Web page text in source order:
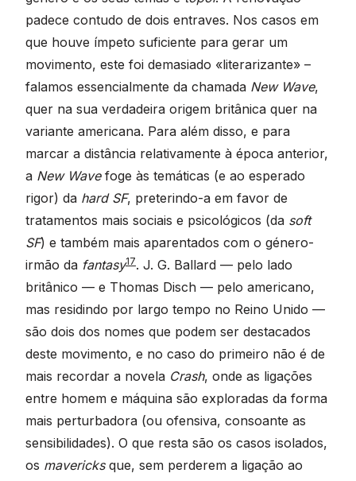
padece contudo de dois entraves. Nos casos em
que houve ímpeto suficiente para gerar um
movimento, este foi demasiado «literarizante» –
falamos essencialmente da chamada New Wave,
quer na sua verdadeira origem britânica quer na
variante americana. Para além disso, e para
marcar a distância relativamente à época anterior,
a New Wavefoge às temáticas (e ao esperado
rigor) da hard SF, preterindo-a em favor de
tratamentos mais sociais e psicológicos (da soft
SF) e também mais aparentados com o género-
irmão da fantasy17. J. G. Ballard — pelo lado
britânico — e Thomas Disch — pelo americano,
mas residindo por largo tempo no Reino Unido —
são dois dos nomes que podem ser destacados
deste movimento, e no caso do primeiro não é de
mais recordar a novela Crash, onde as ligações
entre homem e máquina são exploradas da forma
mais perturbadora (ou ofensiva, consoante as
sensibilidades). O que resta são os casos isolados,
os mavericksque, sem perderem a ligação ao